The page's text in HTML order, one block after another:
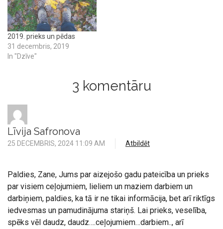
2019. prieks un pēdas
31 decembris, 2019
In "Dzīve"
3 komentāru
Līvija Safronova
25 DECEMBRIS, 2024 11:09 AM Atbildēt
Paldies, Zane, Jums par aizejošo gadu pateicība un prieks
par visiem ceļojumiem, lieliem un maziem darbiem un
darbiņiem, paldies, ka tā ir ne tikai informācija, bet arī riktīgs
iedvesmas un pamudinājuma stariņš. Lai prieks, veselība,
spēks vēl daudz, daudz….ceļojumiem…darbiem.., arī